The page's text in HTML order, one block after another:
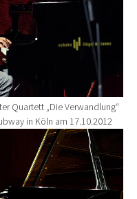
Quartett „Die Verwandlung“
in Köln am 17.10.2012